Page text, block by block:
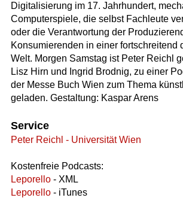
Digitalisierung im 17. Jahrhundert,
Computerspiele, die selbst Fachleute
oder die Verantwortung der
Konsumierenden in einer fortschreitend
Welt. Morgen Samstag ist Peter Reichl
Lisz Hirn und Ingrid Brodnig, zu einer
der Messe Buch Wien zum Thema
geladen. Gestaltung: Kaspar Arens
Service
Peter Reichl - Universität Wien
Kostenfreie Podcasts:
Leporello- XML
Leporello- iTunes